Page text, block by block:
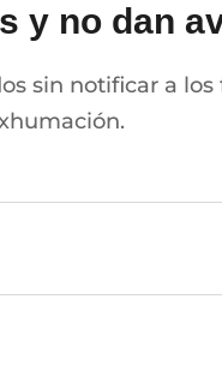
y no dan
sin notificar a